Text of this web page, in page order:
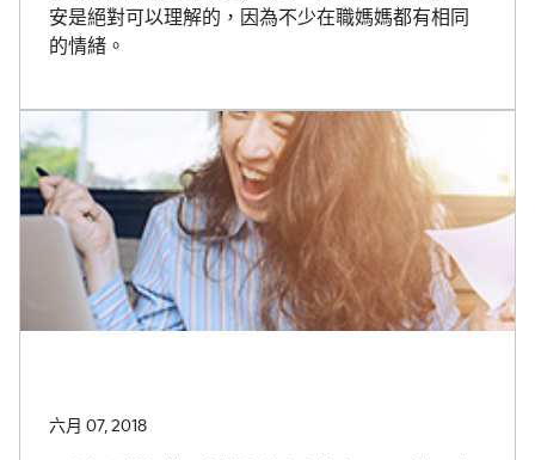
安是絕對可以理解的，因為不少在職媽媽都有相同
的情緒。
六月 07, 2018